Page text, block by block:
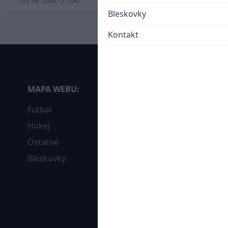
Bleskovky
Kontakt
MAPA WEBU:
Futbal
Hokej
Ostatné
Bleskovky